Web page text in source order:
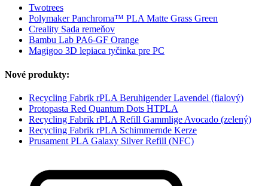
Twotrees
Polymaker Panchroma™ PLA Matte Grass Green
Creality Sada remeňov
Bambu Lab PA6-GF Orange
Magigoo 3D lepiaca tyčinka pre PC
Nové produkty:
Recycling Fabrik rPLA Beruhigender Lavendel (fialový)
Protopasta Red Quantum Dots HTPLA
Recycling Fabrik rPLA Refill Gammlige Avocado (zelený)
Recycling Fabrik rPLA Schimmernde Kerze
Prusament PLA Galaxy Silver Refill (NFC)